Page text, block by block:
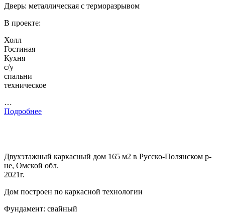
Дверь: металлическая с терморазрывом
В проекте:
Холл
Гостиная
Кухня
с/у
спальни
техническое
…
Подробнее
Двухэтажный каркасный дом 165 м2 в Русско-Полянском р-
не, Омской обл.
2021г.
Дом построен по каркасной технологии
Фундамент: свайный